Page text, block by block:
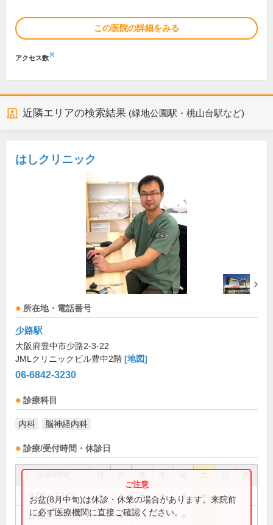
この医院の詳細をみる
アクセス数※
近隣エリアの検索結果 (緑地公園駅・桃山台駅など)
はしクリニック
所在地・電話番号
少路駅
大阪府豊中市少路2-3-22
JMLクリニックビル豊中2階 [地図]
06-6842-3230
診療科目
内科 脳神経内科
診療/受付時間・休診日
祝
9:00～12:00 ● ● ● ● ●
17:00～19:00 ● ●
お盆(8月中旬)は休診・休業の場合があります。来院前
に必ず医療機関に直接ご確認ください。